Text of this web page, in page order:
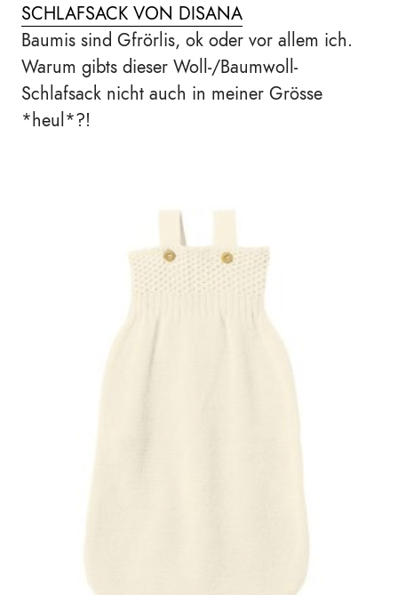
SCHLAFSACK VON DISANA
Baumis sind Gfrörlis, ok oder vor allem ich.
Warum gibts dieser Woll-/Baumwoll-
Schlafsack nicht auch in meiner Grösse
*heul*?!